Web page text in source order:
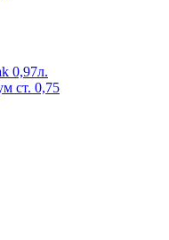
0,97л.
ст. 0,75